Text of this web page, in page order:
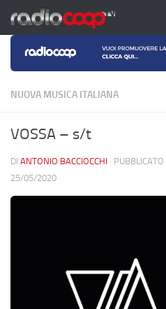
Salta al contenuto
NUOVA MUSICA ITALIANA
VOSSA – s/t
DI ANTONIO BACCIOCCHI · PUBBLICATO
25/05/2020